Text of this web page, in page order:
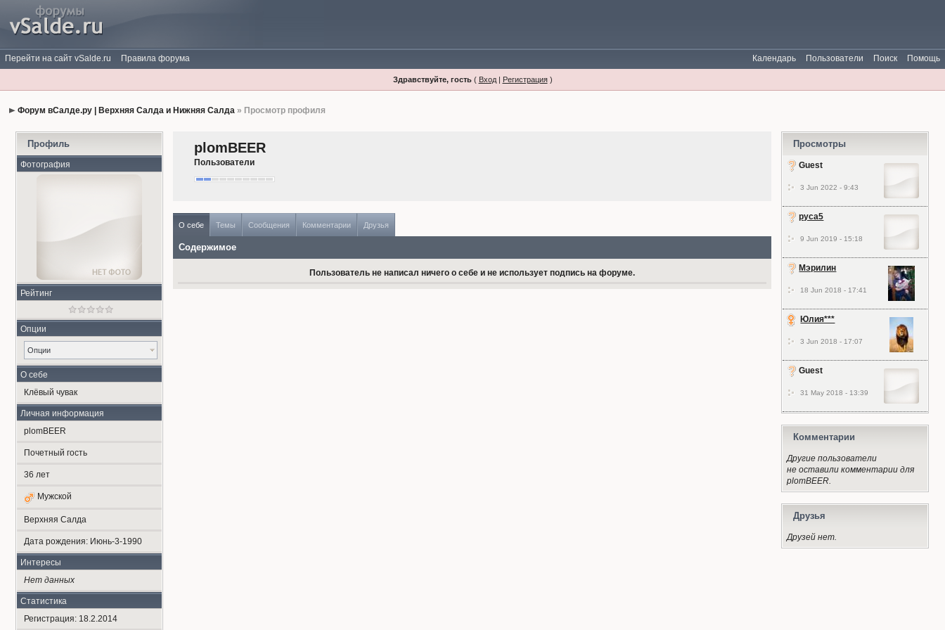
Перейти на сайт vSalde.ru Правила форума Помощь
Поиск
Пользователи
Календарь
Здравствуйте, гость( Вход| Регистрация)
Форум вСалде.ру | Верхняя Салда и Нижняя Салда » Просмотр профиля
Профиль
Фотография
Рейтинг
Опции
Опции
О себе
Клёвый чувак
Личная информация
plomBEER
Почетный гость
36 лет
Мужской
Верхняя Салда
Дата рождения: Июнь-3-1990
Интересы
Нет данных
Статистика
Регистрация: 18.2.2014
plomBEER
Пользователи
О себе Темы Сообщения Комментарии Друзья
Содержимое
Пользователь не написал ничего о себе и не использует подпись на форуме.
Просмотры
Guest
3 Jun 2022 - 9:43
руса5
9 Jun 2019 - 15:18
Мэрилин
18 Jun 2018 - 17:41
Юлия***
3 Jun 2018 - 17:07
Guest
31 May 2018 - 13:39
Комментарии
Другие пользователи
не оставили комментарии для
plomBEER.
Друзья
Друзей нет.